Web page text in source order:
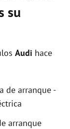
su
Audi hace
de arranque -
arranque